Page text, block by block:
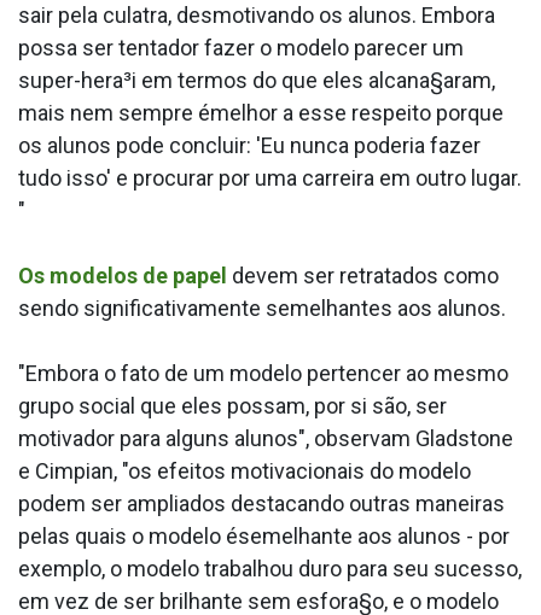
sair pela culatra, desmotivando os alunos. Embora
possa ser tentador fazer o modelo parecer um
super-hera³i em termos do que eles alcana§aram,
mais nem sempre émelhor a esse respeito porque
os alunos pode concluir: 'Eu nunca poderia fazer
tudo isso' e procurar por uma carreira em outro lugar.
"
Os modelos de papel devem ser retratados como
sendo significativamente semelhantes aos alunos.
"Embora o fato de um modelo pertencer ao mesmo
grupo social que eles possam, por si são, ser
motivador para alguns alunos", observam Gladstone
e Cimpian, "os efeitos motivacionais do modelo
podem ser ampliados destacando outras maneiras
pelas quais o modelo ésemelhante aos alunos - por
exemplo, o modelo trabalhou duro para seu sucesso,
em vez de ser brilhante sem esfora§o, e o modelo